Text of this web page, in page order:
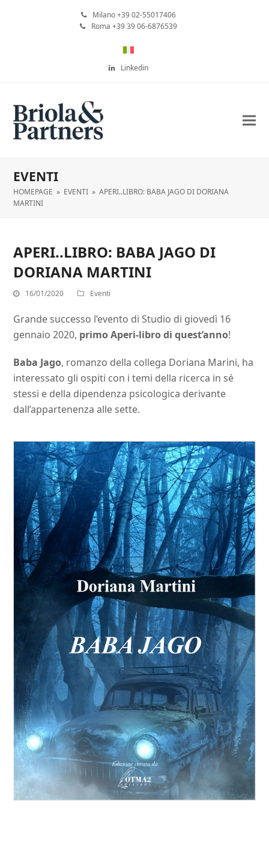
Milano +39 02-55017406
Roma +39 39 06-6876539
Linkedin
EVENTI
HOMEPAGE » EVENTI » APERI..LIBRO: BABA JAGO DI DORIANA
MARTINI
APERI..LIBRO: BABA JAGO DI
DORIANA MARTINI
16/01/2020 Eventi
Grande successo l’evento di Studio di giovedì 16
gennaio 2020, primo Aperi-libro di quest’anno!
Baba Jago, romanzo della collega Doriana Marini, ha
interessato gli ospiti con i temi della ricerca in sé
stessi e della dipendenza psicologica derivante
dall’appartenenza alle sette.